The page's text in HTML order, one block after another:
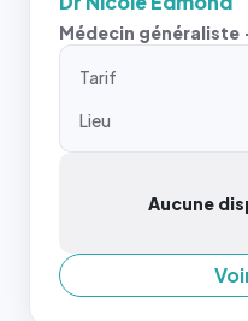
Médecin généraliste
Tarif
Lieu
Aucune